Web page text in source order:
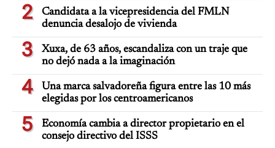
2
Candidata a la vicepresidencia del FMLN
denuncia desalojo de vivienda
3
Xuxa, de 63 años, escandaliza con un traje que
no dejó nada a la imaginación
4
Una marca salvadoreña figura entre las 10 más
elegidas por los centroamericanos
5
Economía cambia a director propietario en el
consejo directivo del ISSS